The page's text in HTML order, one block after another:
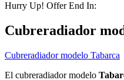
Hurry Up! Offer End In:
Cubreradiador
Cubreradiador modelo Tabarca
El cubreradiador modelo